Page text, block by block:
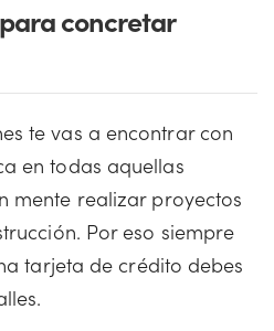
concretar
te vas a encontrar con
en todas aquellas
mente realizar proyectos
Por eso siempre
tarjeta de crédito debes